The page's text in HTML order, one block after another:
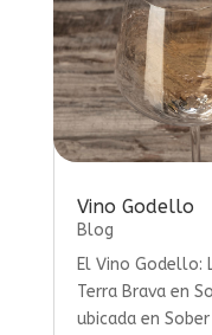
Vino Godello
Blog
El Vino Godello:
Terra Brava en
ubicada en